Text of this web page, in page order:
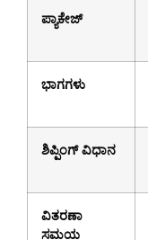
ಪ್ಯಾಕೇಜ್
ಭಾಗಗಳು
ಶಿಪ್ಪಿಂಗ್ ವಿಧಾನ
ವಿತರಣಾ
ಸಮಯ